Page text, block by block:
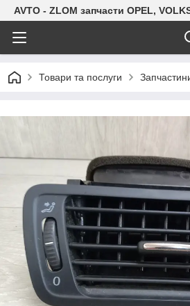
AVTO - ZLOM запчасти OPEL,
Товари та послуги